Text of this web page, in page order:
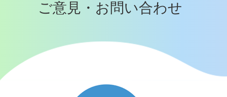
ご意見・お問い合わせ